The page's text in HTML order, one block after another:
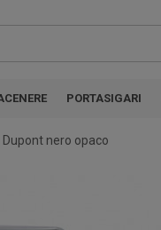
PORTASIGARI
nero opaco